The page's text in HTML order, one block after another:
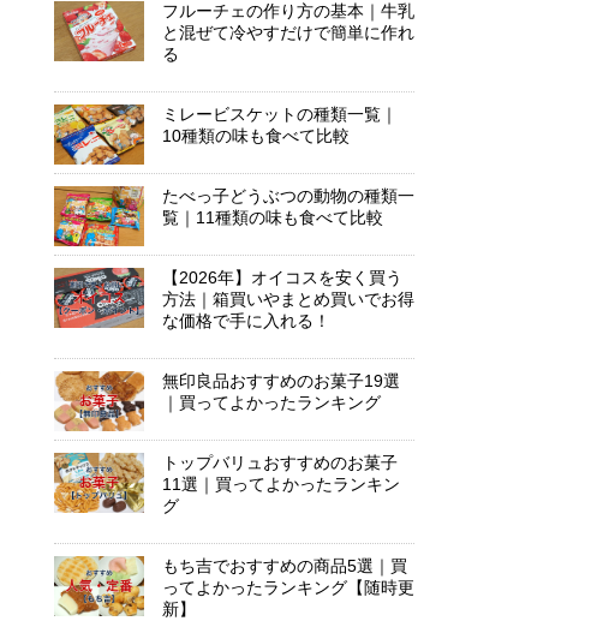
フルーチェの作り方の基本｜牛乳
と混ぜて冷やすだけで簡単に作れ
る
ミレービスケットの種類一覧｜
10種類の味も食べて比較
たべっ子どうぶつの動物の種類一
覧｜11種類の味も食べて比較
【2026年】オイコスを安く買う
方法｜箱買いやまとめ買いでお得
な価格で手に入れる！
無印良品おすすめのお菓子19選
｜買ってよかったランキング
トップバリュおすすめのお菓子
11選｜買ってよかったランキン
グ
もち吉でおすすめの商品5選｜買
ってよかったランキング【随時更
新】